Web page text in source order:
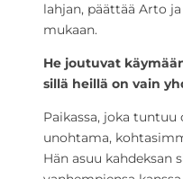
lahjan, päättää Arto
mukaan.
He joutuvat
sillä heillä on vain
Paikassa, joka
unohtama,
Hän asuu kahdeksan